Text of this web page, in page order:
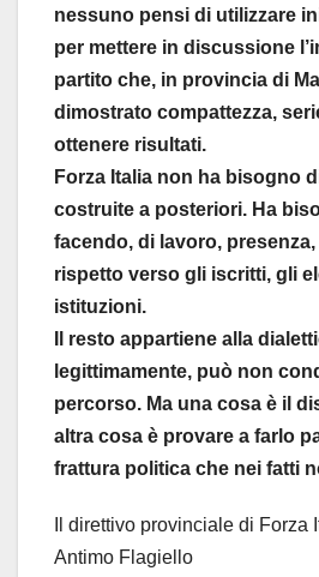
nessuno pensi di utilizzare
per mettere in discussione
partito che, in provincia di
dimostrato compattezza,
ottenere risultati.
Forza Italia non ha bisogno
costruite a posteriori. Ha
facendo, di lavoro,
rispetto verso gli iscritti, gli
istituzioni.
Il resto appartiene alla
legittimamente, può non
percorso. Ma una cosa è il
altra cosa è provare a farlo
frattura politica che nei fatti
Il direttivo provinciale di Forza
Antimo Flagiello